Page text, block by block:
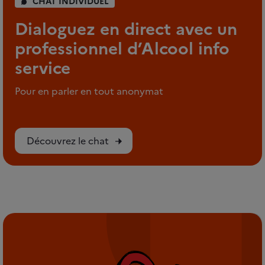
Dialoguez en direct avec un
professionnel d’Alcool info
service
Pour en parler en tout anonymat
Découvrez le chat